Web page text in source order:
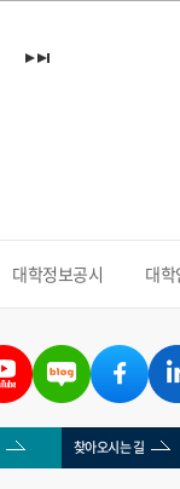
대학정보공시 대
찾아오시는 길